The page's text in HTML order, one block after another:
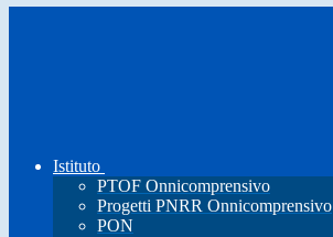
Istituto
PTOF Onnicomprensivo
Progetti PNRR Onnicomprensivo
PON